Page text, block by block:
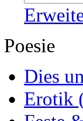
Poesie
Dies
Erotik